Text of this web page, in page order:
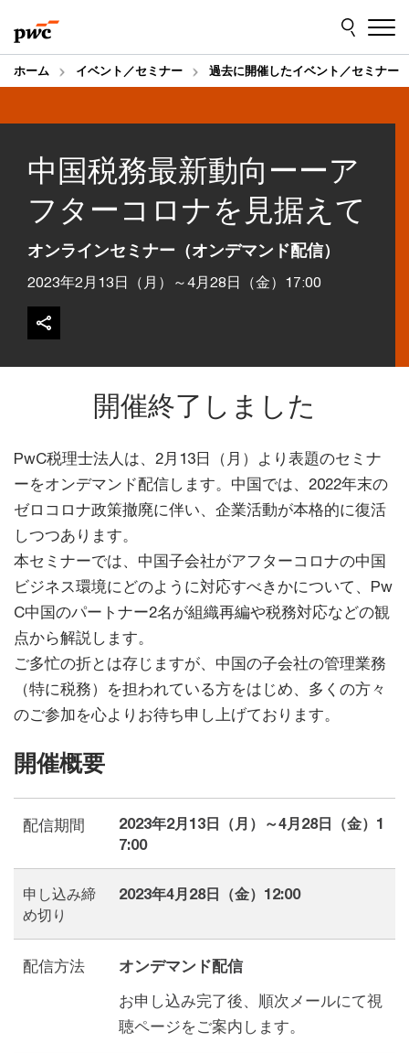
to
content
to
footer
ホーム イベント／セミナー 過去に開催したイベント／セミナー
中国税務最新動向ーーア
フターコロナを見据えて
オンラインセミナー（オンデマンド配信）
2023年2月13日（月）～4月28日（金）17:00
開催終了しました
PwC税理士法人は、2月13日（月）より表題のセミナ
ーをオンデマンド配信します。中国では、2022年末の
ゼロコロナ政策撤廃に伴い、企業活動が本格的に復活
しつつあります。
本セミナーでは、中国子会社がアフターコロナの中国
ビジネス環境にどのように対応すべきかについて、Pw
C中国のパートナー2名が組織再編や税務対応などの観
点から解説します。
ご多忙の折とは存じますが、中国の子会社の管理業務
（特に税務）を担われている方をはじめ、多くの方々
のご参加を心よりお待ち申し上げております。
開催概要
配信期間
2023年2月13日（月）～4月28日（金）1
7:00
申し込み締
め切り
2023年4月28日（金）12:00
配信方法
オンデマンド配信
お申し込み完了後、順次メールにて視
聴ページをご案内します。